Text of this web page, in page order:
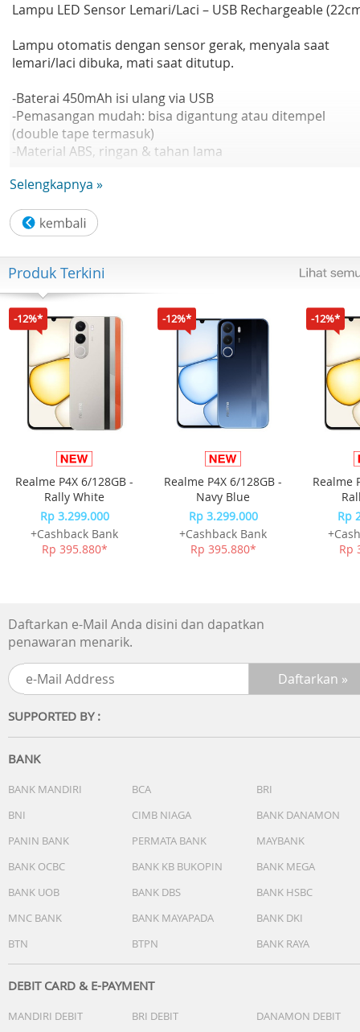
Lampu LED Sensor Lemari/Laci – USB Rechargeable
Lampu otomatis dengan sensor gerak, menyala saat
lemari/laci dibuka, mati saat ditutup.
-Baterai 450mAh isi ulang via USB
-Pemasangan mudah: bisa digantung atau ditempel
(double tape termasuk)
-Material ABS, ringan & tahan lama
-Ukuran: 22 cm
Hemat Energi & Praktis!Lampu LED ini dilengkapi sensor
gerak pintar yang aktif saat laci atau lemari dibuka, dan
otomatis mati saat ditutup. Sangat cocok untuk lemari
pakaian, rak buku, meja rias, dapur, dan lainnya.
Sudah termasuk:
1x Lampu LED
1x Kabel USB
1x Double Tape
Solusi pencahayaan pintar untuk ruang tersembunyi
Pesanan diproses pada Hari Senin s.d Sabtu.
untuk produk yang tidak memiliki varian, akan di proses
secara random.
Pengiriman dapat berubah saat Big Campaign
Harap pastikan pesanan yang Anda terima sudah sesuai,
sebelum menyelesaikan pesanan (retur hanya dapat
Selengkapnya »
Produk Terkini
-12%*
Realme P4X 6/128GB -
Rally White
Rp 3.299.000
+Cashback Bank
Rp 395.880*
-12%*
Realme P4X 6/128GB -
Navy Blue
Rp 3.299.000
+Cashback Bank
Rp 395.880*
-12%*
Realme
Rp
Rp
Daftarkan e-Mail Anda disini dan dapatkan
penawaran menarik.
SUPPORTED BY :
BANK
BANK MANDIRI BCA
BRI
BNI
CIMB NIAGA
BANK DANAMON
PANIN BANK
PERMATA BANK
MAYBANK
BANK OCBC
BANK KB BUKOPIN
BANK MEGA
BANK UOB
BANK DBS
BANK HSBC
MNC BANK
BANK MAYAPADA
BANK DKI
BTN
BTPN BANK RAYA
DEBIT CARD & E-PAYMENT
MANDIRI DEBIT BRI DEBIT
DANAMON DEBIT